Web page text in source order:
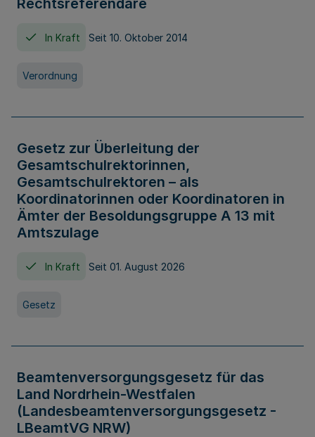
Rechtsreferendare
In Kraft Seit 10. Oktober 2014
Verordnung
Gesetz zur Überleitung der
Gesamtschulrektorinnen,
Gesamtschulrektoren – als
Koordinatorinnen oder Koordinatoren in
Ämter der Besoldungsgruppe A 13 mit
Amtszulage
In Kraft Seit 01. August 2026
Gesetz
Beamtenversorgungsgesetz für das
Land Nordrhein-Westfalen
(Landesbeamtenversorgungsgesetz -
LBeamtVG NRW)